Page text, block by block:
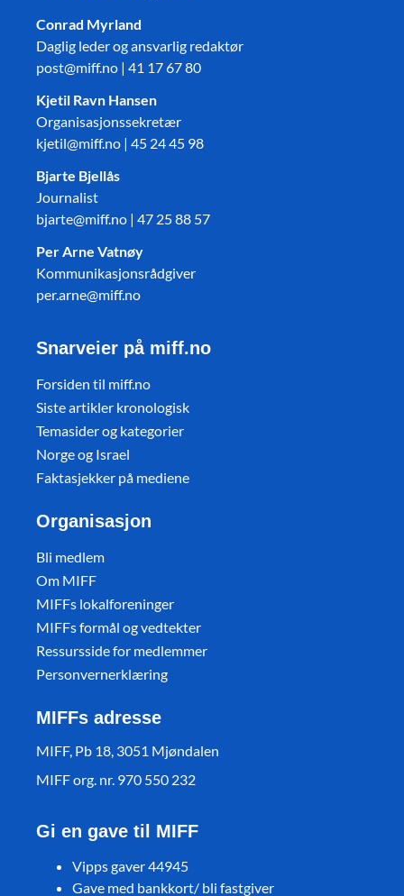
Conrad Myrland
Daglig leder og ansvarlig redaktør
post@miff.no | 41 17 67 80
Kjetil Ravn Hansen
Organisasjonssekretær
kjetil@miff.no | 45 24 45 98
Bjarte Bjellås
Journalist
bjarte@miff.no | 47 25 88 57
Per Arne Vatnøy
Kommunikasjonsrådgiver
per.arne@miff.no
Snarveier på miff.no
Forsiden til miff.no
Siste artikler kronologisk
Temasider og kategorier
Norge og Israel
Faktasjekker på mediene
Organisasjon
Bli medlem
Om MIFF
MIFFs lokalforeninger
MIFFs formål og vedtekter
Ressursside for medlemmer
Personvernerklæring
MIFFs adresse
MIFF, Pb 18, 3051 Mjøndalen
MIFF org. nr. 970 550 232
Gi en gave til MIFF
Vipps gaver 44945
Gave med bankkort/ bli fastgiver